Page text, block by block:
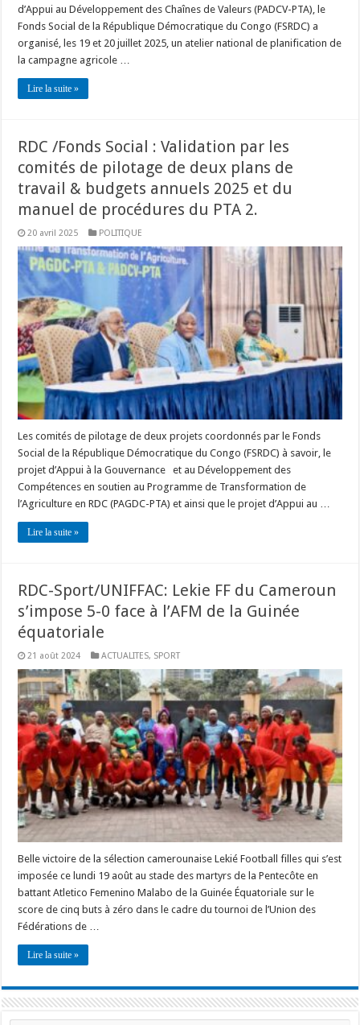
d’Appui au Développement des Chaînes de Valeurs (PADCV-PTA), le
Fonds Social de la République Démocratique du Congo (FSRDC) a
organisé, les 19 et 20 juillet 2025, un atelier national de planification de
la campagne agricole …
Lire la suite »
RDC /Fonds Social : Validation par les
comités de pilotage de deux plans de
travail & budgets annuels 2025 et du
manuel de procédures du PTA 2.
20 avril 2025 POLITIQUE
Les comités de pilotage de deux projets coordonnés par le Fonds
Social de la République Démocratique du Congo (FSRDC) à savoir, le
projet d’Appui à la Gouvernance et au Développement des
Compétences en soutien au Programme de Transformation de
l’Agriculture en RDC (PAGDC-PTA) et ainsi que le projet d’Appui au …
Lire la suite »
RDC-Sport/UNIFFAC: Lekie FF du Cameroun
s’impose 5-0 face à l’AFM de la Guinée
équatoriale
21 août 2024 ACTUALITES, SPORT
Belle victoire de la sélection camerounaise Lekié Football filles qui s’est
imposée ce lundi 19 août au stade des martyrs de la Pentecôte en
battant Atletico Femenino Malabo de la Guinée Équatoriale sur le
score de cinq buts à zéro dans le cadre du tournoi de l’Union des
Fédérations de …
Lire la suite »